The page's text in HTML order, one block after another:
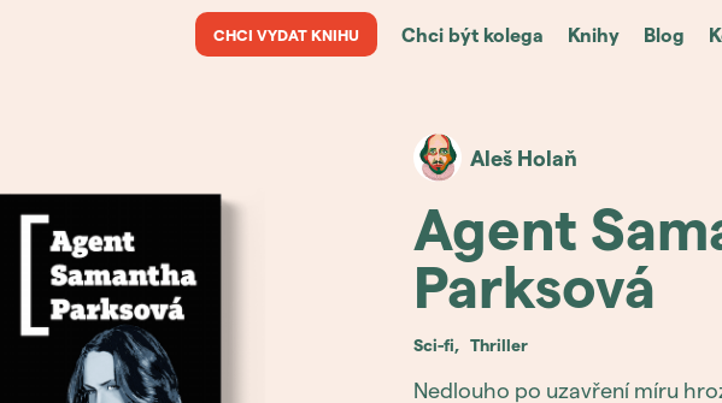
CHCI VYDAT KNIHU Chci být kolega Knihy Blog
Aleš Holaň
Agent
Parksová
sci-fi, thriller
Nedlouho po uzavření míru